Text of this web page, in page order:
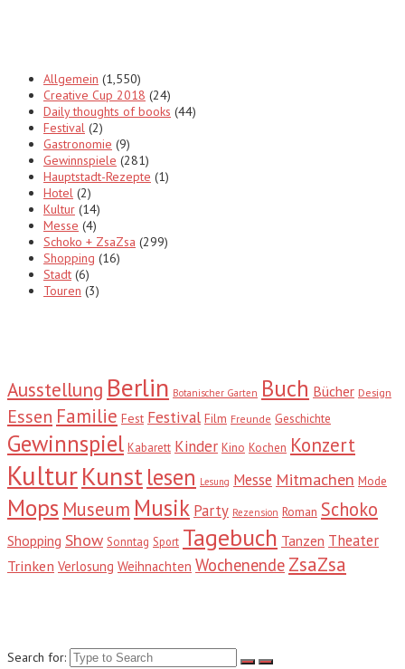
Allgemein (1,550)
Creative Cup 2018 (24)
Daily thoughts of books (44)
Festival (2)
Gastronomie (9)
Gewinnspiele (281)
Hauptstadt-Rezepte (1)
Hotel (2)
Kultur (14)
Messe (4)
Schoko + ZsaZsa (299)
Shopping (16)
Stadt (6)
Touren (3)
Ausstellung Berlin Botanischer Garten Buch Bücher Design
Essen Familie Fest Festival Film Freunde Geschichte
Gewinnspiel Kabarett Kinder Kino Kochen Konzert
KulturKunstlesen Lesung Messe Mitmachen Mode
Mops Museum Musik Party Rezension Roman Schoko
Shopping Show Sonntag Sport Tagebuch Tanzen Theater
Trinken Verlosung Weihnachten Wochenende ZsaZsa
Search for: